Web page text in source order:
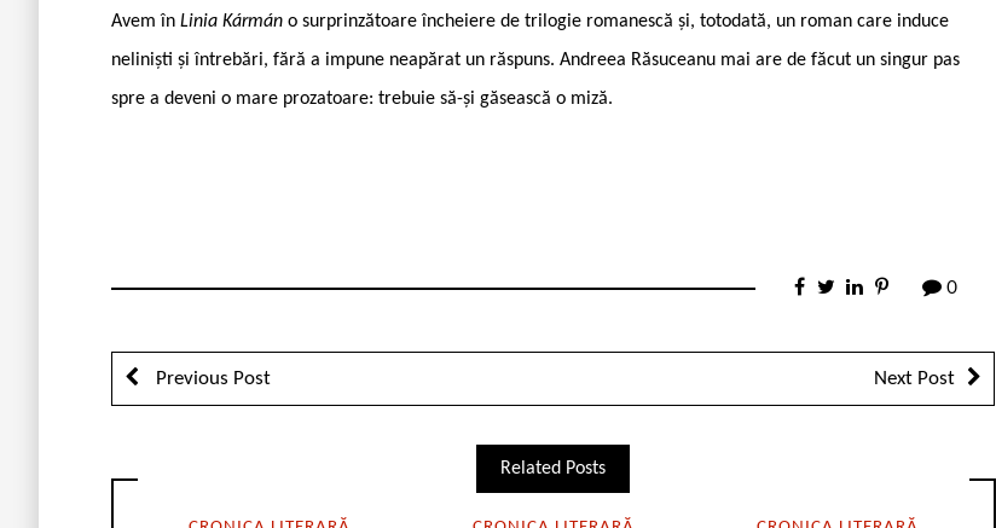
Avem în Linia Kármán o surprinzătoare încheiere de trilogie romanescă și, totodată, un roman care induce
neliniști și întrebări, fără a impune neapărat un răspuns. Andreea Răsuceanu mai are de făcut un singur pas
spre a deveni o mare prozatoare: trebuie să-și găsească o miză.
0
Previous Post Next Post
Related Posts